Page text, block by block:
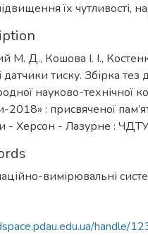
їх чутливості,
М. Д., Кошова І. І.,
датчики тиску. Збірка тез
науково-технічної
2018» : присвяченої
- Херсон - Лазурне :
вимірювальні
handle/